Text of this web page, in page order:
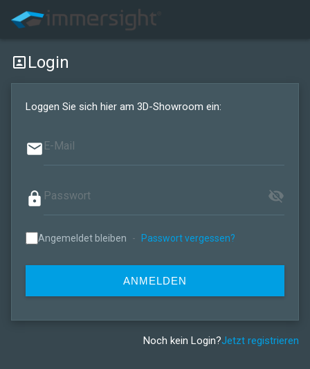
portrait Login
Loggen Sie sich hier am 3D-Showroom ein:
email
lock visibility_off
Angemeldet bleiben - Passwort vergessen?
ANMELDEN
Noch kein Login?Jetzt registrieren